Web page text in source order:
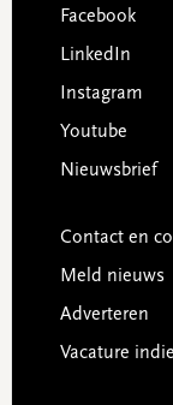
Facebook
LinkedIn
Instagram
Youtube
Nieuwsbrief
Contact en
Meld nieuws
Adverteren
Vacature